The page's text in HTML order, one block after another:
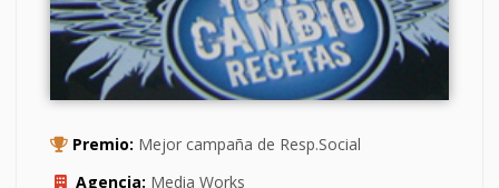
Premio: Mejor campaña de Resp.Social
Agencia: Media Works